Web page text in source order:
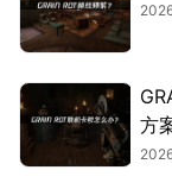
方